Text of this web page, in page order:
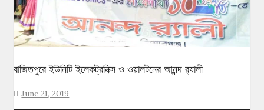
বাজিতপুরে ইউনিটি ইলেকট্রনিক্স ও ওয়ালটনের আনন্দ র‌্যালী
June 21, 2019